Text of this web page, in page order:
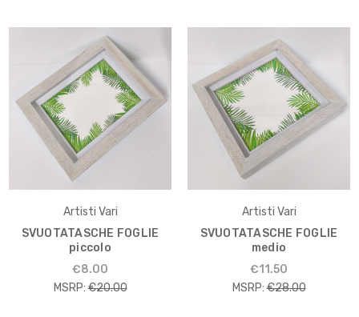
Artisti Vari
SVUOTATASCHE FOGLIE
piccolo
€8.00
MSRP: €20.00
Artisti Vari
SVUOTATASCHE FOGLIE
medio
€11.50
MSRP: €28.00